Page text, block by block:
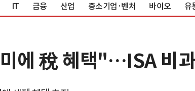
IT 금융 산업 중소기업·벤처 바이오 유
에 稅 혜택"…ISA 비